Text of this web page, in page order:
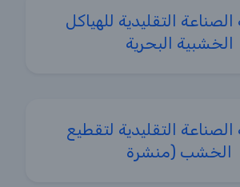
التقليدية للهياكل
الخشبية البحرية
التقليدية لتقطيع
الخشب (منشرة